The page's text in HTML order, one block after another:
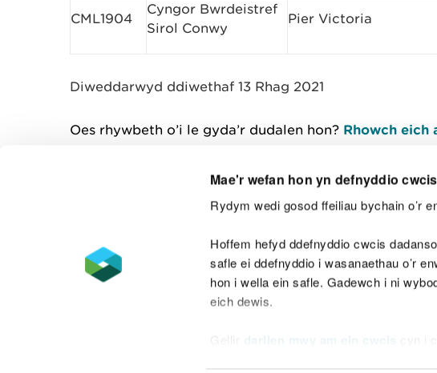
Mae'r wefan hon yn defnyddio cwcis
Rydym wedi gosod ffeiliau bychain o’r
Hoffem hefyd ddefnyddio cwcis
safle ei ddefnyddio i wasanaethau o’r
hon i wella ein safle. Gadewch i ni
eich dewis.
darllen mwy am ein cwcis
CML1904
Cyngor Bwrdeistref
Sirol Conwy
Pier Victoria
Diweddarwyd ddiwethaf 13 Rhag 2021
Oes rhywbeth o’i le gyda’r dudalen hon? Rhowch eich
Datganiad hygyrchedd Safonau'r Gymraeg
Datganiad caethwasiaeth fodern